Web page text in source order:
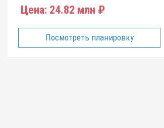
Цена: 24.82 млн ₽
Посмотреть планировку